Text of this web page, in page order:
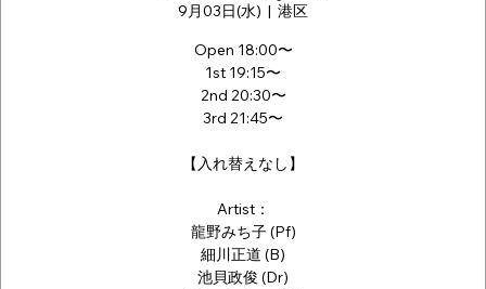
9月03日(水)
  |
港区
Open 18:00〜
1st 19:15〜
2nd 20:30〜
3rd 21:45〜
【入れ替えなし】
Artist：
龍野みち子 (Pf)
細川正道 (B)
池貝政俊 (Dr)